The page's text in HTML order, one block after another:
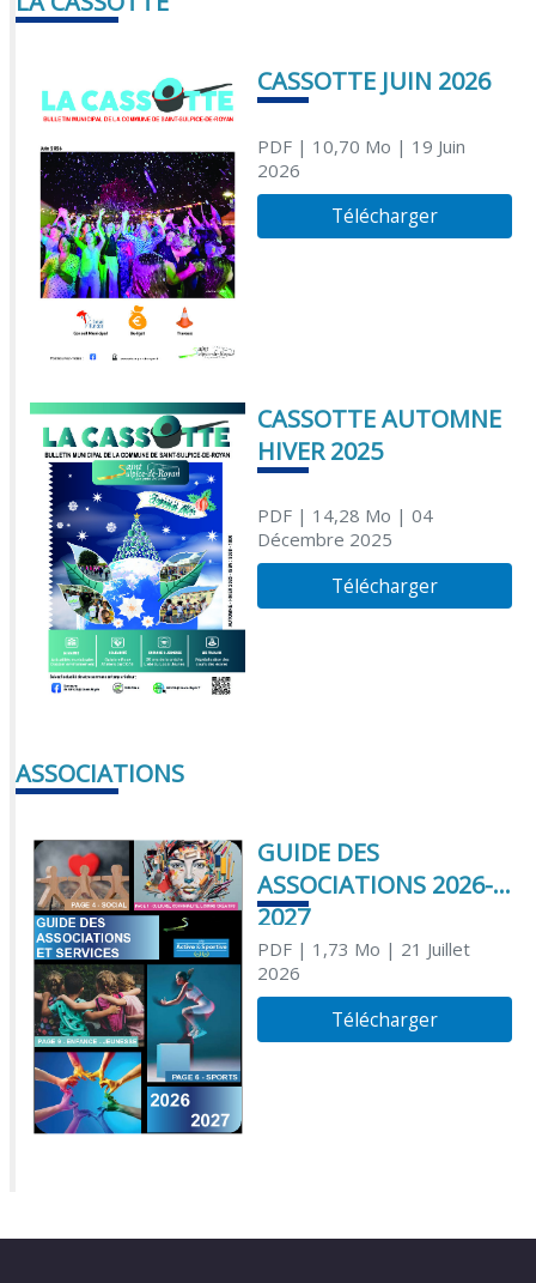
CASSOTTE JUIN 2026
PDF| 10,70 Mo | 19 Juin
2026
Télécharger
CASSOTTE AUTOMNE
HIVER 2025
PDF| 14,28 Mo | 04
Décembre 2025
Télécharger
ASSOCIATIONS
GUIDE DES
ASSOCIATIONS 2026-
2027
PDF| 1,73 Mo | 21 Juillet
2026
Télécharger